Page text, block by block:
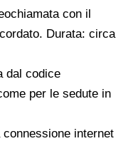
con il
Durata: circa
dal codice
per le sedute in
connessione internet